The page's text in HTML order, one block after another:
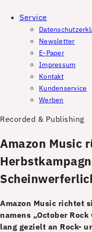
Service
Newsletter
E-Paper
Impressum
Kontakt
Kundenservice
Werben
Recorded & Publishing
Amazon Music
Amazon Music richtet
namens „October
lang gezielt an Rock-